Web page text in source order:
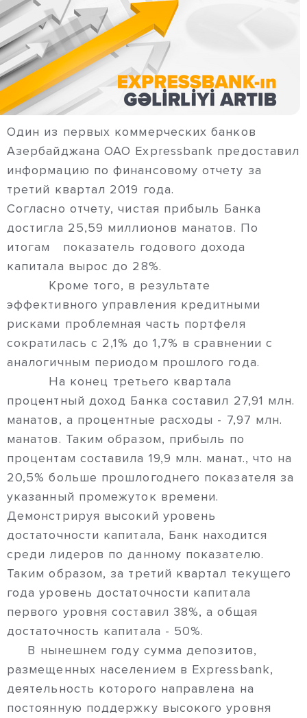
Один из первых коммерческих банков
Азербайджана ОАО Expressbank предоставил
информацию по финансовому отчету за
третий квартал 2019 года.
Согласно отчету, чистая прибыль Банка
достигла 25,59 миллионов манатов. По
итогам показатель годового дохода
капитала вырос до 28%.
Кроме того, в результате
эффективного управления кредитными
рисками проблемная часть портфеля
сократилась с 2,1% до 1,7% в сравнении с
аналогичным периодом прошлого года.
На конец третьего квартала
процентный доход Банка составил 27,91 млн.
манатов, а процентные расходы - 7,97 млн.
манатов. Таким образом, прибыль по
процентам составила 19,9 млн. манат., что на
20,5% больше прошлогоднего показателя за
указанный промежуток времени.
Демонстрируя высокий уровень
достаточности капитала, Банк находится
среди лидеров по данному показателю.
Таким образом, за третий квартал текущего
года уровень достаточности капитала
первого уровня составил 38%, а общая
достаточность капитала - 50%.
В нынешнем году сумма депозитов,
размещенных населением в Expressbank,
деятельность которого направлена на
постоянную поддержку высокого уровня